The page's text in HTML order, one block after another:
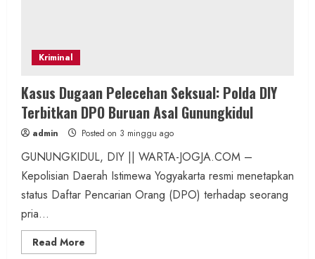
Kriminal
Kasus Dugaan Pelecehan Seksual: Polda DIY
Terbitkan DPO Buruan Asal Gunungkidul
admin Posted on 3 minggu ago
GUNUNGKIDUL, DIY || WARTA-JOGJA.COM –
Kepolisian Daerah Istimewa Yogyakarta resmi menetapkan
status Daftar Pencarian Orang (DPO) terhadap seorang
pria...
Read More
more